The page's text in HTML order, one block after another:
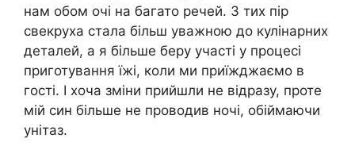
нам обом очі на багато речей. З тих пір
свекруха стала більш уважною до кулінарних
деталей, а я більше беру участі у процесі
приготування їжі, коли ми приїжджаємо в
гості. І хоча зміни прийшли не відразу, проте
мій син більше не проводив ночі, обіймаючи
унітаз.